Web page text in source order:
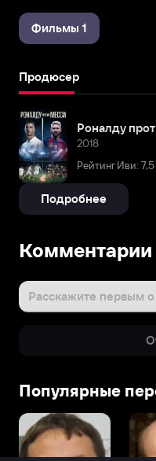
Фильмы 1
Продюсер
Роналду
2018
Рейтинг Иви: 7,5
Подробнее
Комментарии
Расскажите первым
Популярные